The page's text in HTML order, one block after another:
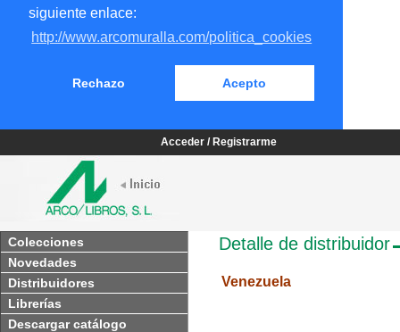
siguiente enlace:
http://www.arcomuralla.com/politica_cookies
Rechazo Acepto
Acceder / Registrarme
Colecciones
Novedades
Distribuidores
Librerías
Descargar catálogo
Detalle de distribuidor
Venezuela